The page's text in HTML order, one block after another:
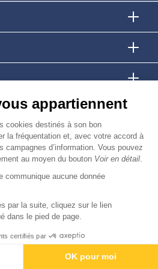
appartiennent
cookies destinés à son bon
la fréquentation et, avec votre accord à
campagnes d’information. Vous pouvez
au moyen du bouton Voir en détail
communique aucune donnée
par la suite, cliquez sur le lien
dans le pied de page.
certifiés par
OK pour moi
-Gestion des cookies -Droits & Devoirs